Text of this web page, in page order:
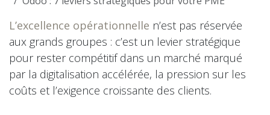
L’excellence opérationnelle n’est pas réservée
aux grands groupes : c’est un levier stratégique
pour rester compétitif dans un marché marqué
par la digitalisation accélérée, la pression sur les
coûts et l’exigence croissante des clients.